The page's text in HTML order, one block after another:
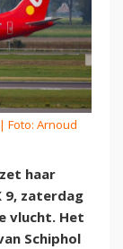
| Foto: Arnoud
haar
9, zaterdag
vlucht. Het
Schiphol